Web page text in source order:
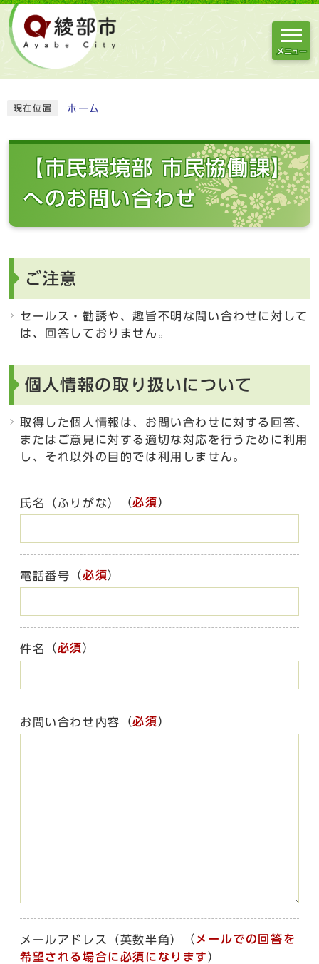
メニュー
現在位置 ホーム
【市民環境部 市民協働課】
へのお問い合わせ
ご注意
セールス・勧誘や、趣旨不明な問い合わせに対して
は、回答しておりません。
個人情報の取り扱いについて
取得した個人情報は、お問い合わせに対する回答、
またはご意見に対する適切な対応を行うために利用
し、それ以外の目的では利用しません。
氏名（ふりがな） （必須）
電話番号 （必須）
件名 （必須）
お問い合わせ内容 （必須）
メールアドレス（英数半角） （ メールでの回答を
希望される場合に必須になります ）